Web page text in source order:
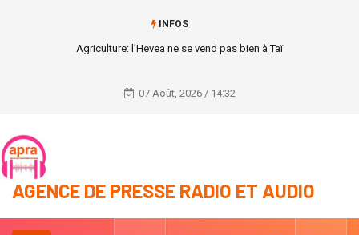
INFOS
Le Général Touvoli Bi Zogbo ancien commandant supérieur de la
07 Août, 2026 / 14:32
AGENCE DE PRESSE RADIO ET AUDIO